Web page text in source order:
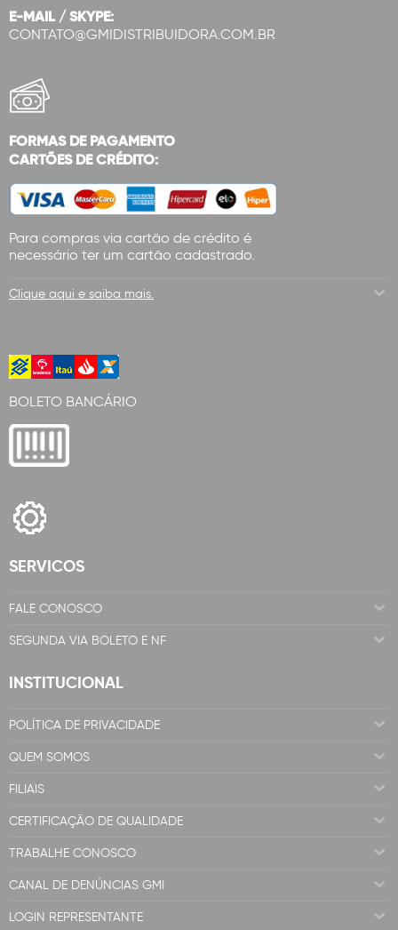
E-MAIL / SKYPE:
CONTATO@GMIDISTRIBUIDORA.COM.BR
FORMAS DE PAGAMENTO
CARTÕES DE CRÉDITO:
Para compras via cartão de crédito é
necessário ter um cartão cadastrado.
Clique aqui e saiba mais.
BOLETO BANCÁRIO
SERVICOS
FALE CONOSCO
SEGUNDA VIA BOLETO E NF
INSTITUCIONAL
POLÍTICA DE PRIVACIDADE
QUEM SOMOS
FILIAIS
CERTIFICAÇÃO DE QUALIDADE
TRABALHE CONOSCO
CANAL DE DENÚNCIAS GMI
LOGIN REPRESENTANTE